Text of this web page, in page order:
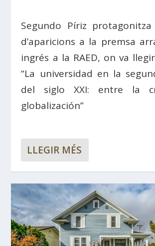
Segundo Píriz
d’aparicions a la premsa
ingrés a la RAED, on va
“La universidad en la
del siglo XXI: entre la
globalización”
LLEGIR MÉS